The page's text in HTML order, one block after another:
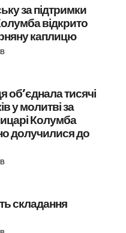
за підтримки
відкрито
каплицю
об’єднала тисячі
у молитві за
Колумба
долучилися до
складання